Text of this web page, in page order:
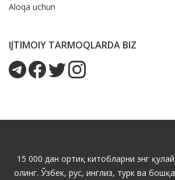
Aloqa uchun
IJTIMOIY TARMOQLARDA BIZ
15 000 дан ортиқ китобларни энг
олинг. Ўзбек, рус, инглиз, турк ва